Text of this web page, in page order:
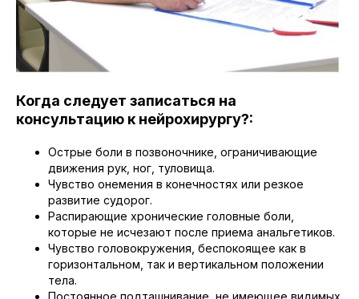
Когда следует записаться на
консультацию к нейрохирургу?:
Острые боли в позвоночнике, ограничивающие
движения рук, ног, туловища.
Чувство онемения в конечностях или резкое
развитие судорог.
Распирающие хронические головные боли,
которые не исчезают после приема анальгетиков.
Чувство головокружения, беспокоящее как в
горизонтальном, так и вертикальном положении
тела.